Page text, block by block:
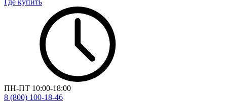
Где купить
ПН-ПТ 10:00-18:00
8 (800) 100-18-46